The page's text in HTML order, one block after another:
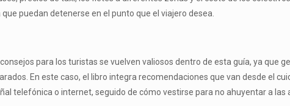
puedan detenerse en el punto que el viajero desea.
para los turistas se vuelven valiosos dentro de esta guía, ya que
En este caso, el libro integra recomendaciones que van desde el
telefónica o internet, seguido de cómo vestirse para no ahuyentar a